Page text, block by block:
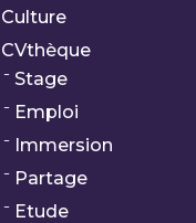
Culture
CVthèque
Stage
Emploi
Immersion
Partage
Etude